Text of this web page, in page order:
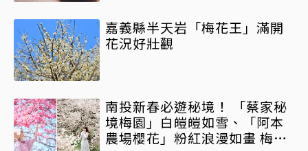
嘉義縣半天岩「梅花王」滿開
花況好壯觀
南投新春必遊秘境！ 「蔡家秘
境梅園」白皚皚如雪、「阿本
農場櫻花」粉紅浪漫如畫 梅花.